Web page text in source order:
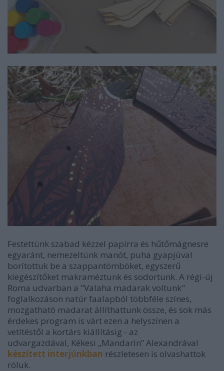
Festettünk szabad kézzel papírra és hűtőmágnesre
egyaránt, nemezeltünk manót, puha gyapjúval
borítottuk be a szappantömböket, egyszerű
kiegészítőket makraméztunk és sodortunk. A régi-új
Roma udvarban a "Valaha madarak voltunk"
foglalkozáson natúr faalapból többféle színes,
mozgatható madarat állíthattunk össze, és sok más
érdekes program is várt ezen a helyszínen a
vetítéstől a kortárs kiállításig - az
udvargazdával, Kékesi „Mandarin” Alexandrával
készített interjúnkban részletesen is olvashattok
róluk.